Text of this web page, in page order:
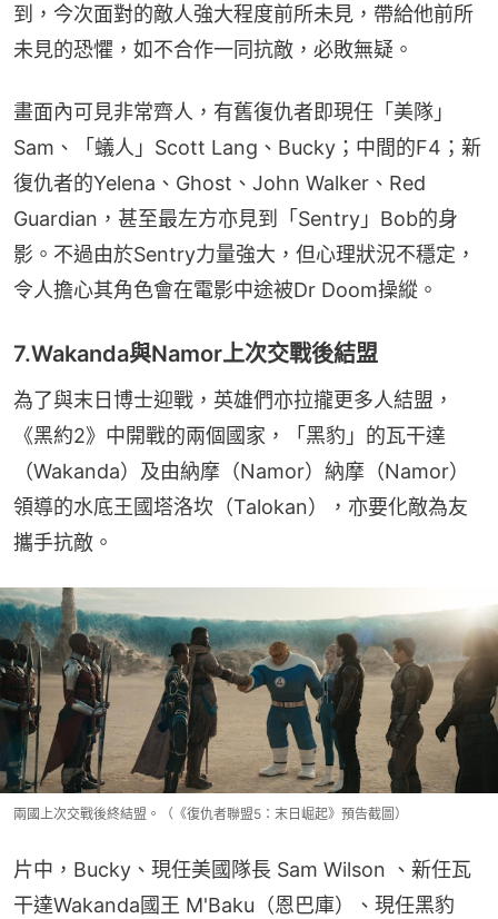
到，今次面對的敵人強大程度前所未見，帶給他前所
未見的恐懼，如不合作一同抗敵，必敗無疑。
畫面內可見非常齊人，有舊復仇者即現任「美隊」
Sam、「蟻人」Scott Lang、Bucky；中間的F4；新
復仇者的Yelena、Ghost、John Walker、Red
Guardian，甚至最左方亦見到「Sentry」Bob的身
影。不過由於Sentry力量強大，但心理狀況不穩定，
令人擔心其角色會在電影中途被Dr Doom操縱。
7.Wakanda與Namor上次交戰後結盟
為了與末日博士迎戰，英雄們亦拉攏更多人結盟，
《黑約2》中開戰的兩個國家，「黑豹」的瓦干達
（Wakanda）及由納摩（Namor）納摩（Namor）
領導的水底王國塔洛坎（Talokan），亦要化敵為友
攜手抗敵。
兩國上次交戰後終結盟。（《復仇者聯盟5：末日崛起》預告截圖）
片中，Bucky、現任美國隊長 Sam Wilson 、新任瓦
干達Wakanda國王 M'Baku（恩巴庫）、現任黑豹